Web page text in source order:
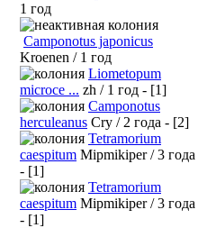
1 год
Camponotus japonicus
Kroenen / 1 год
Liometopum
microce ... zh / 1 год - [1]
Camponotus
herculeanus Cry / 2 года - [2]
Tetramorium
caespitum Mipmikiper / 3 года
- [1]
Tetramorium
caespitum Mipmikiper / 3 года
- [1]